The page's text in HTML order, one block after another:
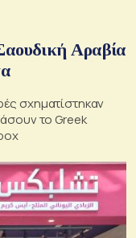
Αραβία
σχηματίστηκαν
το Greek